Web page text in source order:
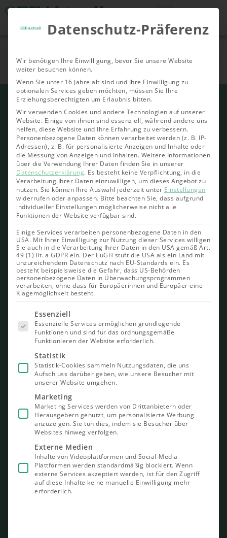
Nachhaltige
Investments
Allgemein Bioenergie
Datenschutz-Präferenz
Wir benötigen Ihre Einwilligung, bevor Sie unsere Website
weiter besuchen können.
Wenn Sie unter 16 Jahre alt sind und Ihre Einwilligung zu
optionalen Services geben möchten, müssen Sie Ihre
Erziehungsberechtigten um Erlaubnis bitten.
Wir verwenden Cookies und andere Technologien auf unserer
Website. Einige von ihnen sind essenziell, während andere uns
helfen, diese Website und Ihre Erfahrung zu verbessern.
Personenbezogene Daten können verarbeitet werden (z. B. IP-
Adressen), z. B. für personalisierte Anzeigen und Inhalte oder
die Messung von Anzeigen und Inhalten. Weitere Informationen
über die Verwendung Ihrer Daten finden Sie in unserer
Datenschutzerklärung. Es besteht keine Verpflichtung, in die
Verarbeitung Ihrer Daten einzuwilligen, um dieses Angebot zu
nutzen. Sie können Ihre Auswahl jederzeit unter Einstellungen
widerrufen oder anpassen. Bitte beachten Sie, dass aufgrund
individueller Einstellungen möglicherweise nicht alle
Funktionen der Website verfügbar sind.
Einige Services verarbeiten personenbezogene Daten in den
USA. Mit Ihrer Einwilligung zur Nutzung dieser Services willigen
Sie auch in die Verarbeitung Ihrer Daten in den USA gemäß Art.
49 (1) lit. a GDPR ein. Der EuGH stuft die USA als ein Land mit
unzureichendem Datenschutz nach EU-Standards ein. Es
besteht beispielsweise die Gefahr, dass US-Behörden
personenbezogene Daten in Überwachungsprogrammen
verarbeiten, ohne dass für Europäerinnen und Europäer eine
Klagemöglichkeit besteht.
Es folgt
eine Liste
der Service-
Gruppen,
für die eine
Einwilligung
erteilt
werden
kann. Die
erste
Service-
Gruppe ist
essenziell
und kann
nicht
abgewählt
Essenziell
Essenzielle Services ermöglichen grundlegende
Funktionen und sind für das ordnungsgemäße
Funktionieren der Website erforderlich.
Statistik
Statistik-Cookies sammeln Nutzungsdaten, die uns
Aufschluss darüber geben, wie unsere Besucher mit
unserer Website umgehen.
Marketing
Marketing Services werden von Drittanbietern oder
Herausgebern genutzt, um personalisierte Werbung
anzuzeigen. Sie tun dies, indem sie Besucher über
Websites hinweg verfolgen.
Externe Medien
Inhalte von Videoplattformen und Social-Media-
Plattformen werden standardmäßig blockiert. Wenn
externe Services akzeptiert werden, ist für den Zugriff
auf diese Inhalte keine manuelle Einwilligung mehr
erforderlich.